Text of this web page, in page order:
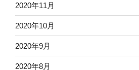
2020年11月
2020年10月
2020年9月
2020年8月